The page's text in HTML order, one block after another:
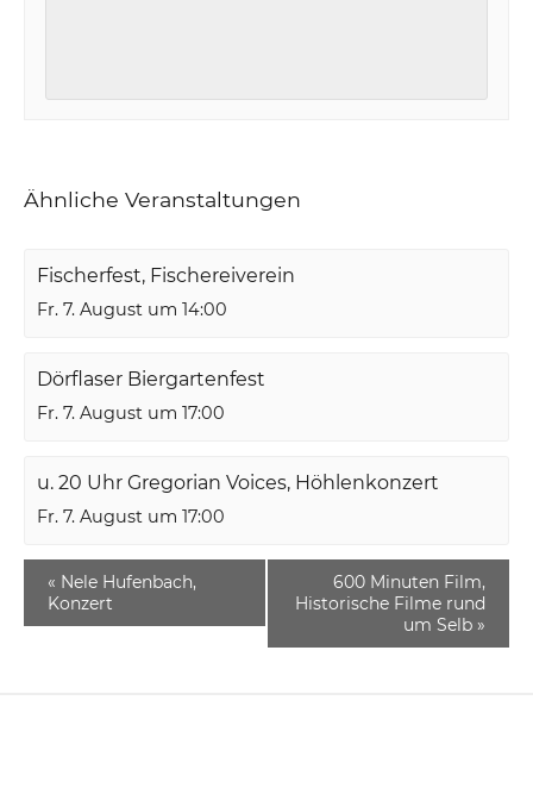
Ähnliche Veranstaltungen
Fischerfest, Fischereiverein
Fr. 7. August um 14:00
Dörflaser Biergartenfest
Fr. 7. August um 17:00
u. 20 Uhr Gregorian Voices, Höhlenkonzert
Fr. 7. August um 17:00
« Nele Hufenbach,
Konzert
600 Minuten Film,
Historische Filme rund
um Selb »